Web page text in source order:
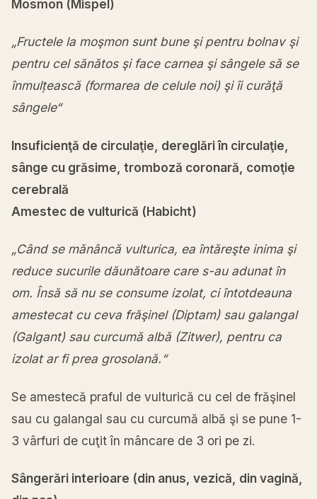
Mosmon (Mispel)
„Fructele la moşmon sunt bune şi pentru bolnav şi
pentru cel sănătos şi face carnea şi sângele să se
înmulțească (formarea de celule noi) şi îi curăţă
sângele“
Insuficienţă de circulaţie, dereglări în circulaţie,
sânge cu grăsime, tromboză coronară, comoţie
cerebrală
Amestec de vulturică (Habicht)
„Când se mănâncă vulturica, ea întăreşte inima şi
reduce sucurile dăunătoare care s-au adunat în
om. Însă să nu se consume izolat, ci întotdeauna
amestecat cu ceva frăşinel (Diptam) sau galangal
(Galgant) sau curcumă albă (Zitwer), pentru ca
izolat ar fi prea grosolană.“
Se amestecă praful de vulturică cu cel de frăşinel
sau cu galangal sau cu curcumă albă şi se pune 1-
3 vârfuri de cuţit în mâncare de 3 ori pe zi.
Sângerări interioare (din anus, vezică, din vagină,